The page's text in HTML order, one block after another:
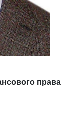
права